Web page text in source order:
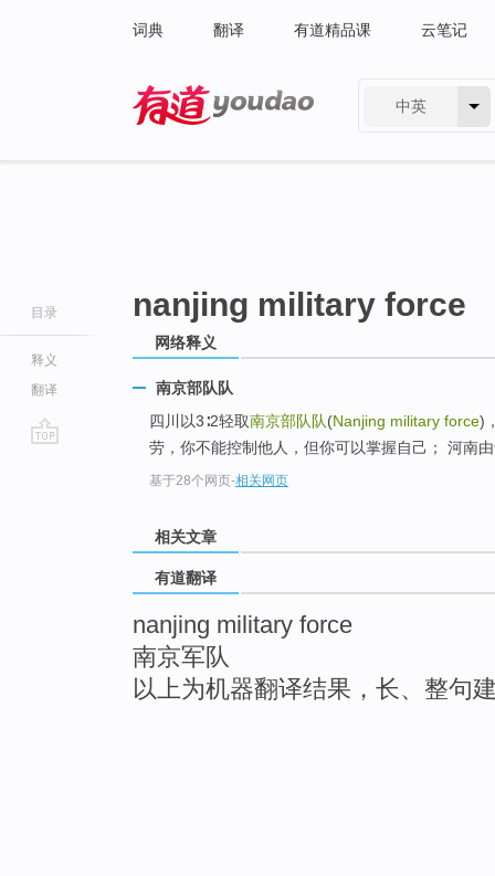
词典 翻译 有道精品课 云笔记
中英
目录
释义
翻译
nanjing military force
网络释义
南京部队队
四川以3∶2轻取南京部队队(Nanjing military force)
劳，你不能控制他人，但你可以掌握自己； 河南
基于28个网页-相关网页
相关文章
有道翻译
nanjing military force
南京军队
以上为机器翻译结果，长、整句